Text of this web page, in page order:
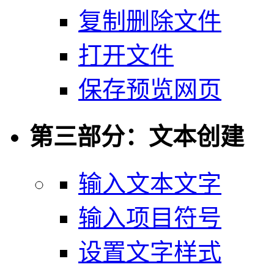
复制删除文件
打开文件
保存预览网页
第三部分：文本创建
输入文本文字
输入项目符号
设置文字样式